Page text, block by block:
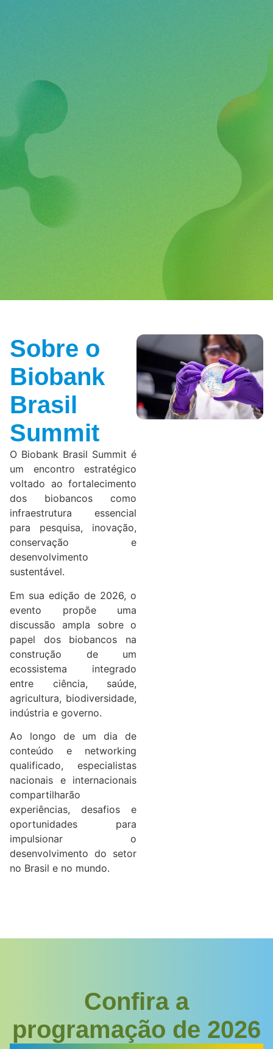
Sobre o
Biobank
Brasil
Summit
O Biobank Brasil Summit é
um encontro estratégico
voltado ao fortalecimento
dos biobancos como
infraestrutura essencial
para pesquisa, inovação,
conservação e
desenvolvimento
sustentável.
Em sua edição de 2026, o
evento propõe uma
discussão ampla sobre o
papel dos biobancos na
construção de um
ecossistema integrado
entre ciência, saúde,
agricultura, biodiversidade,
indústria e governo.
Ao longo de um dia de
conteúdo e networking
qualificado, especialistas
nacionais e internacionais
compartilharão
experiências, desafios e
oportunidades para
impulsionar o
desenvolvimento do setor
no Brasil e no mundo.
Confira a
programação de 2026